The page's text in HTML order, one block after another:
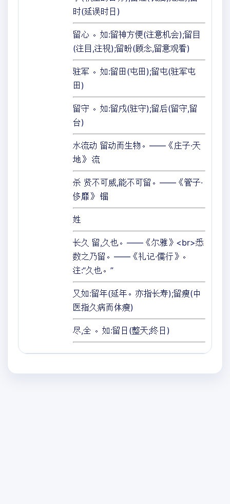
时(延误时日)
留心 。如:留神方便(注意机会);留目
(注目,注视);留盼(顾念,留意观看)
驻军 。如:留田(屯田);留屯(驻军屯
田)
留守 。如:留戌(驻守);留后(留守,留
台)
水流动 留动而生物。——《庄子·天
地》 流
杀 贤不可威,能不可留。——《管子·
侈靡》 镏
姓
长久 留,久也。——《尔雅》<br>悉
数之乃留。——《礼记·儒行》。
注:“久也。”
又如:留年(延年。亦指长寿);留瘦(中
医指久病而体瘦)
尽,全 。如:留日(整天;终日)